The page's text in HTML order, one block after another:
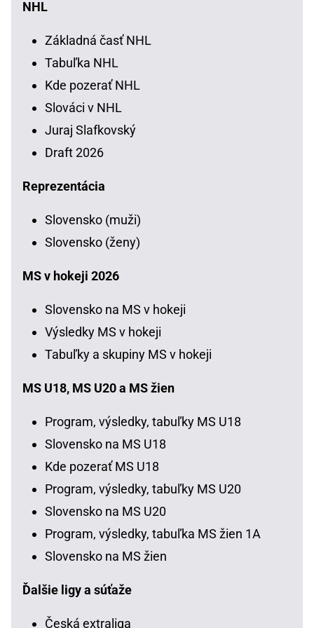
NHL
Základná časť NHL
Tabuľka NHL
Kde pozerať NHL
Slováci v NHL
Juraj Slafkovský
Draft 2026
Reprezentácia
Slovensko (muži)
Slovensko (ženy)
MS v hokeji 2026
Slovensko na MS v hokeji
Výsledky MS v hokeji
Tabuľky a skupiny MS v hokeji
MS U18, MS U20 a MS žien
Program, výsledky, tabuľky MS U18
Slovensko na MS U18
Kde pozerať MS U18
Program, výsledky, tabuľky MS U20
Slovensko na MS U20
Program, výsledky, tabuľka MS žien 1A
Slovensko na MS žien
Ďalšie ligy a súťaže
Česká extraliga